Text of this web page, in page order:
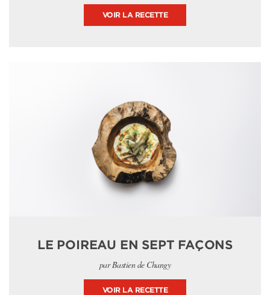
VOIR LA RECETTE
LE POIREAU EN SEPT FAÇONS
par Bastien de Changy
VOIR LA RECETTE